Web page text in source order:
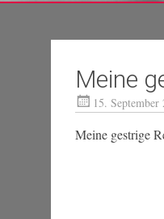
Meine
15. September
Meine gestrige